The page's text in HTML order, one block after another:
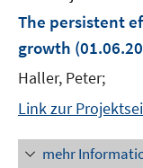
The persistent
growth
Haller, Peter;
Link zur
mehr